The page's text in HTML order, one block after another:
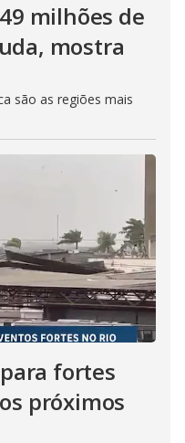
milhões de
mostra
são as regiões mais
fortes
próximos